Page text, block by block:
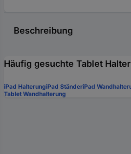
Beschreibung
Häufig gesuchte Tablet
iPad HalterungiPad StänderiPad
Tablet Wandhalterung